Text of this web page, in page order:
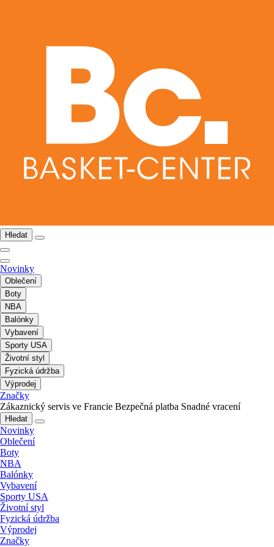
Hledat
Novinky
Oblečení
Boty
NBA
Balónky
Vybavení
Sporty USA
Životní styl
Fyzická údržba
Výprodej
Značky
Zákaznický servis ve Francie Bezpečná platba Snadné vracení
Hledat
Novinky
Oblečení
Boty
NBA
Balónky
Vybavení
Sporty USA
Životní styl
Fyzická údržba
Výprodej
Značky